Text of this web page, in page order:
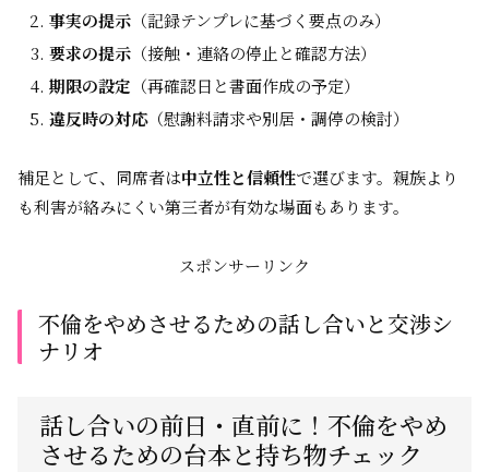
事実の提示 （記録テンプレに基づく要点のみ）
要求の提示 （接触・連絡の停止と確認方法）
期限の設定 （再確認日と書面作成の予定）
違反時の対応（慰謝料請求や別居・調停の検討）
補足として、同席者は中立性と信頼性で選びます。親族より
も利害が絡みにくい第三者が有効な場面もあります。
スポンサーリンク
不倫をやめさせるための話し合いと交渉シ
ナリオ
話し合いの前日・直前に！不倫をやめ
させるための台本と持ち物チェック